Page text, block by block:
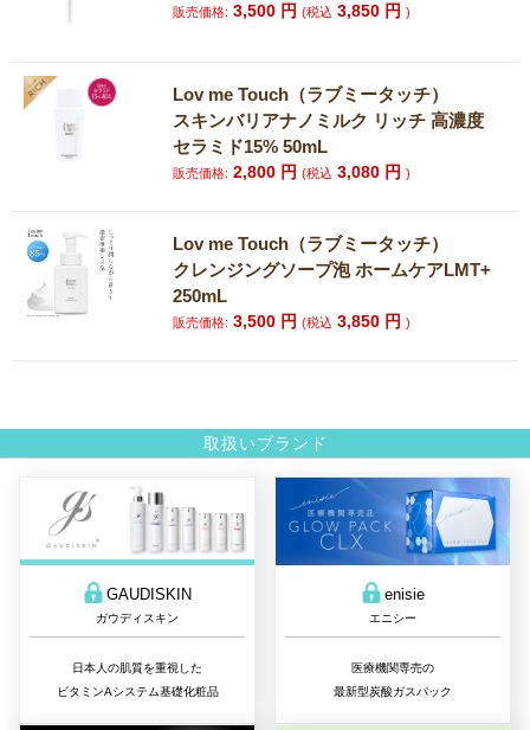
販売価格: 3,500 円(税込 3,850 円)
Lov me Touch（ラブミータッチ）
スキンバリアナノミルク リッチ 高濃度
セラミド15% 50mL
販売価格: 2,800 円(税込 3,080 円)
Lov me Touch（ラブミータッチ）
クレンジングソープ泡 ホームケアLMT+
250mL
販売価格: 3,500 円(税込 3,850 円)
取扱いブランド
GAUDISKIN
ガウディスキン
日本人の肌質を重視した
ビタミンAシステム基礎化粧品
enisie
エニシー
医療機関専売の
最新型炭酸ガスパック